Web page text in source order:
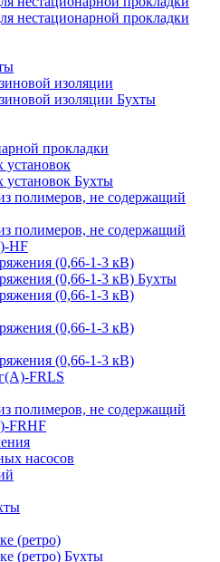
нестационарной прокладки
изоляции
изоляции Бухты
прокладки
установок
установок Бухты
полимеров, не содержащий
полимеров, не содержащий
HF
(0,66-1-3 кВ)
(0,66-1-3 кВ) Бухты
(0,66-1-3 кВ)
(0,66-1-3 кВ)
(0,66-1-3 кВ)
FRLS
полимеров, не содержащий
FRHF
насосов
(ретро)
(ретро) Бухты